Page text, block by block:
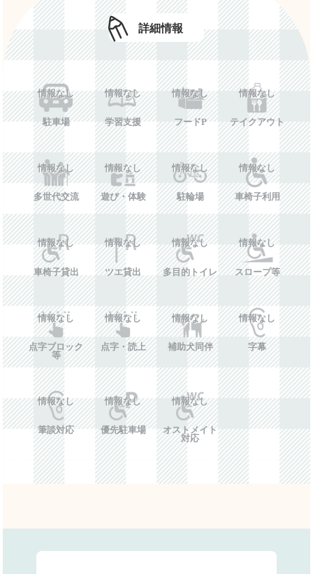
詳細情報
情報なし
駐車場
情報なし
学習支援
情報なし
フードP
情報なし
テイクアウト
情報なし
多世代交流
情報なし
遊び・体験
情報なし
駐輪場
情報なし
車椅子利用
情報なし
車椅子貸出
情報なし
ツエ貸出
情報なし
多目的トイレ
情報なし
スロープ等
情報なし
点字ブロック
等
情報なし
点字・読上
情報なし
補助犬同伴
情報なし
字幕
情報なし
筆談対応
情報なし
優先駐車場
情報なし
オストメイト
対応